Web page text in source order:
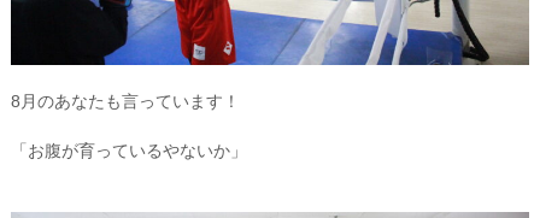
8月のあなたも言っています！
「お腹が育っているやないか」